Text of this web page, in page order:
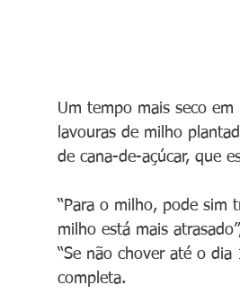
Um tempo mais seco
lavouras de milho
de cana-de-açúcar, que
“Para o milho, pode sim
milho está mais
“Se não chover até o dia
completa.